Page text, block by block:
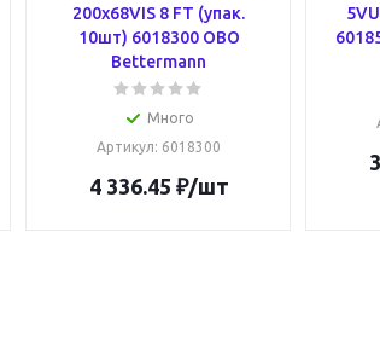
200x68VIS 8 FT (упак.
10шт) 6018300 OBO
Bettermann
Много
Артикул: 6018300
4 336.45 ₽/шт